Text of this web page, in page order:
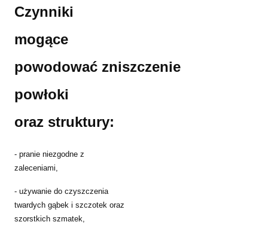
Czynniki
mogące
powodować zniszczenie
powłoki
oraz struktury:
- pranie niezgodne z
zaleceniami,
- używanie do czyszczenia
twardych gąbek i szczotek oraz
szorstkich szmatek,